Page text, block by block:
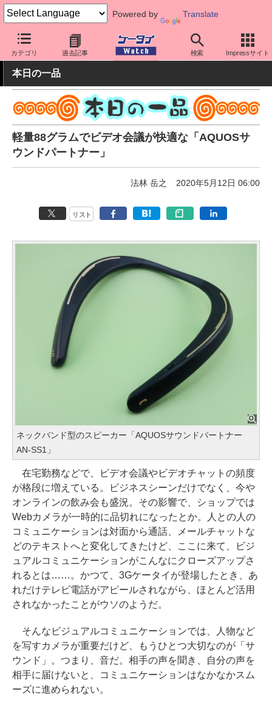
Powered by Translate
カテゴリ 過去記事 検索 Impressサイト
ケータイ Watch 周辺機器/アクセサリー オーディオ
本日の一品
軽量88グラムでビデオ会議が快適な「AQUOSサ
ウンドパートナー」
法林 岳之 2020年5月12日 06:00
リスト
ネックバンド型のスピーカー「AQUOSサウンドパートナー
AN-SS1」
在宅勤務などで、ビデオ会議やビデオチャットの頻度
が格段に増えている。ビジネスシーンだけでなく、今や
オンラインの飲み会も盛況。その影響で、ショップでは
Webカメラが一時的に品切れになったとか。人との人の
コミュニケーションは対面から通話、メールチャットな
どのテキストへと変化してきたけど、ここに来て、ビジ
ュアルコミュニケーションがこんなにクローズアップさ
れるとは……。かつて、3Gケータイが登場したとき、あ
れだけテレビ電話がアピールされながら、ほとんど活用
されなかったことがウソのようだ。
そんなビジュアルコミュニケーションでは、人物など
を写すカメラが重要だけど、もうひとつ大切なのが「サ
ウンド」。つまり、音だ。相手の声を聞き、自分の声を
相手に届けないと、コミュニケーションはなかなかスム
ーズに進められない。